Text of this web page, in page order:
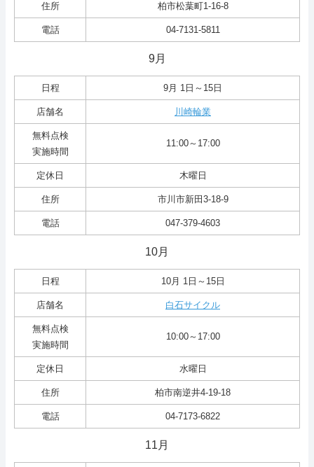
住所 柏市松葉町1-16-8
電話 04-7131-5811
9月
日程 9月 1日～15日
店舗名 川崎輪業
無料点検
実施時間
11:00～17:00
定休日 木曜日
住所 市川市新田3-18-9
電話 047-379-4603
10月
日程 10月 1日～15日
店舗名 白石サイクル
無料点検
実施時間
10:00～17:00
定休日 水曜日
住所 柏市南逆井4-19-18
電話 04-7173-6822
11月